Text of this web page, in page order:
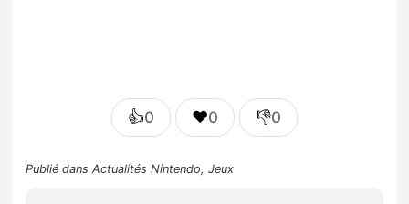
👍0 ❤️0 👎0
Publié dansActualités Nintendo,Jeux